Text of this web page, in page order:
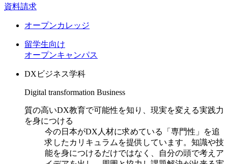
資料請求
オープンカレッジ
留学生向け
オープンキャンパス
DXビジネス学科
Digital transformation Business
質の高いDX教育で可能性を知り、現実を変える実践力
を身につける
今の日本がDX人材に求めている「専門性」を追
求したカリキュラムを提供しています。知識や技
能を身につけるだけではなく、自分の頭で考えア